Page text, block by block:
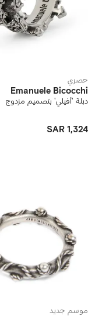
حصري
Emanuele Bicocchi
دبلة 'أفيلي' بتصميم مزدوج
SAR 1,324
موسم جديد